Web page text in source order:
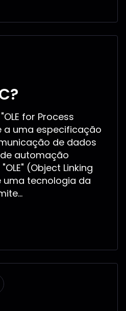
for Process
a uma especificação
de dados
automação
(Object Linking
uma tecnologia da